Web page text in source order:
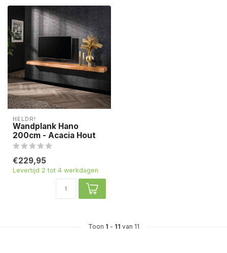
HELDR!
Wandplank Hano
200cm - Acacia Hout
€229,95
Levertijd 2 tot 4 werkdagen
Toon 1 - 11 van 11